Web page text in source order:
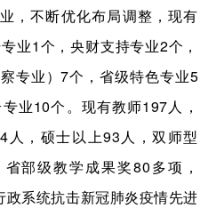
，不断优化布局调整，现有
业1个，央财支持专业2个，
专业）7个，省级特色专业5
业10个。现有教师197人，
人，硕士以上93人，双师型
部级教学成果奖80多项，
政系统抗击新冠肺炎疫情先进